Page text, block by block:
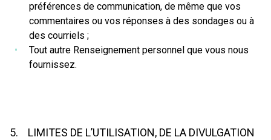
préférences de communication, de même que vos
commentaires ou vos réponses à des sondages ou à
des courriels ;
Tout autre Renseignement personnel que vous nous
fournissez.
5. LIMITES DE L’UTILISATION, DE LA DIVULGATION